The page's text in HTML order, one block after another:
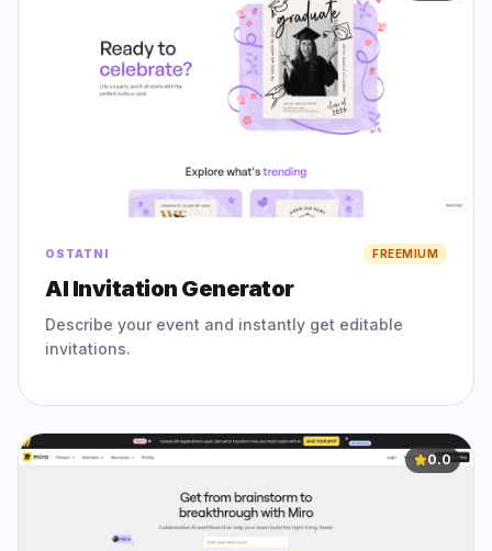
OSTATNI FREEMIUM
AI Invitation Generator
Describe your event and instantly get editable
invitations.
0.0